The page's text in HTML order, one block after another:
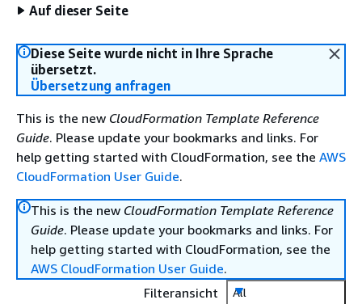
Auf dieser Seite
Diese Seite wurde nicht in Ihre Sprache
übersetzt.
Übersetzung anfragen
This is the new CloudFormation Template Reference
Guide. Please update your bookmarks and links. For
help getting started with CloudFormation, see the AWS
CloudFormation User Guide.
This is the new CloudFormation Template Reference
Guide. Please update your bookmarks and links. For
help getting started with CloudFormation, see the
AWS CloudFormation User Guide.
Filteransicht
All